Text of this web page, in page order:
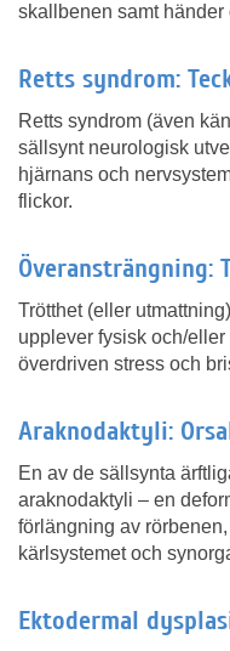
skallbenen samt händer
Retts syndrom:
Retts syndrom (även
sällsynt neurologisk
hjärnans och
flickor.
Överansträngning:
Trötthet (eller
upplever fysisk och/
överdriven stress och
Araknodaktyli:
En av de sällsynta
araknodaktyli – en
förlängning av
kärlsystemet och
Ektodermal